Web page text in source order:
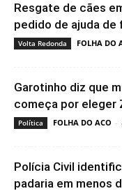
Resgate de cães
pedido de ajuda de
Volta Redonda FOLHA DO
Garotinho diz que
começa por eleger
Política FOLHA DO ACO -
Polícia Civil
padaria em menos